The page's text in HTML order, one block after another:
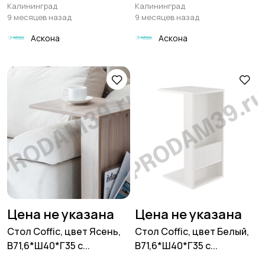
Калининград
9 месяцев назад
Аскона
Калининград
9 месяцев назад
Аскона
Цена не указана
Стол Coffic, цвет Ясень,
В71,6*Ш40*Г35 с...
Цена не указана
Стол Coffic, цвет Белый,
В71,6*Ш40*Г35 с...